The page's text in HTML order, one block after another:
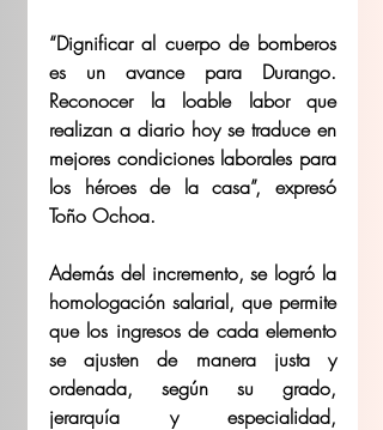
“Dignificar al cuerpo de bomberos
es un avance para Durango.
Reconocer la loable labor que
realizan a diario hoy se traduce en
mejores condiciones laborales para
los héroes de la casa”, expresó
Toño Ochoa.
Además del incremento, se logró la
homologación salarial, que permite
que los ingresos de cada elemento
se ajusten de manera justa y
ordenada, según su grado,
jerarquía y especialidad,